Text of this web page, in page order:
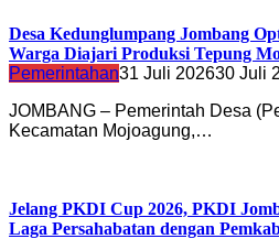
Desa Kedunglumpang Jombang
Warga Diajari Produksi Tepung
Pemerintahan31 Juli 202630 Juli
JOMBANG – Pemerintah Desa
Kecamatan Mojoagung,…
Jelang PKDI Cup 2026, PKDI
Laga Persahabatan dengan